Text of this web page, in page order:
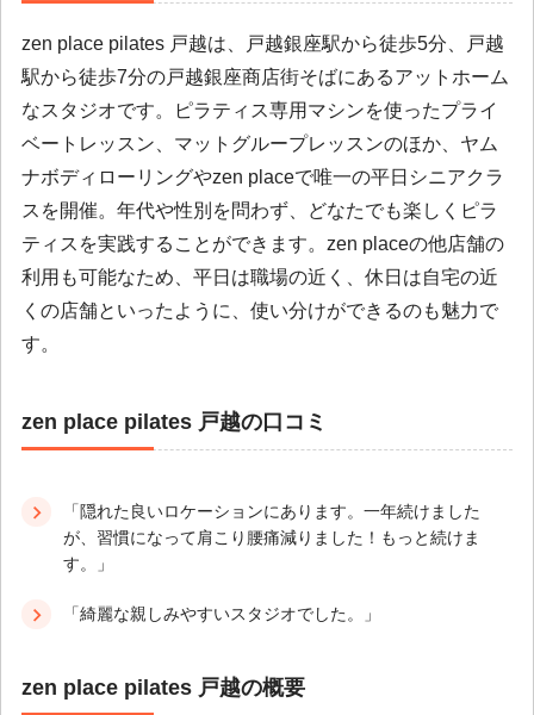
zen place pilates 戸越は、戸越銀座駅から徒歩5分、戸越
駅から徒歩7分の戸越銀座商店街そばにあるアットホーム
なスタジオです。ピラティス専用マシンを使ったプライ
ベートレッスン、マットグループレッスンのほか、ヤム
ナボディローリングやzen placeで唯一の平日シニアクラ
スを開催。年代や性別を問わず、どなたでも楽しくピラ
ティスを実践することができます。zen placeの他店舗の
利用も可能なため、平日は職場の近く、休日は自宅の近
くの店舗といったように、使い分けができるのも魅力で
す。
zen place pilates 戸越の口コミ
「隠れた良いロケーションにあります。一年続けました
が、習慣になって肩こり腰痛減りました！もっと続けま
す。」
「綺麗な親しみやすいスタジオでした。」
zen place pilates 戸越の概要